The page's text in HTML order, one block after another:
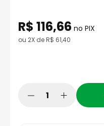
9º capacete aberto
10º race tech
R$ 116,66 no PIX
ou 2X deR$ 61,40